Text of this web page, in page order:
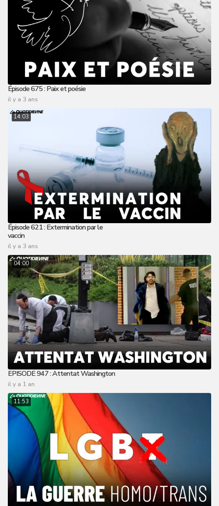
Épisode 675 : Paix et poésie
il y a 3 ans
14:03
Épisode 621 : Extermination par le
vaccin
il y a 3 ans
04:00
EPISODE 947 : Attentat Washington
il y a 1 an
11:53